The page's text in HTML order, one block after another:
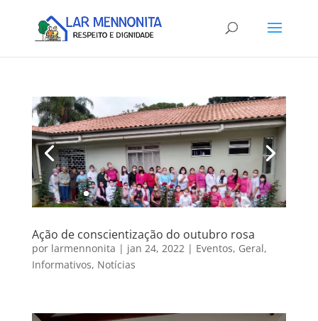
Ação de conscientização do outubro rosa
por larmennonita | jan 24, 2022| Eventos, Geral,
Informativos, Notícias